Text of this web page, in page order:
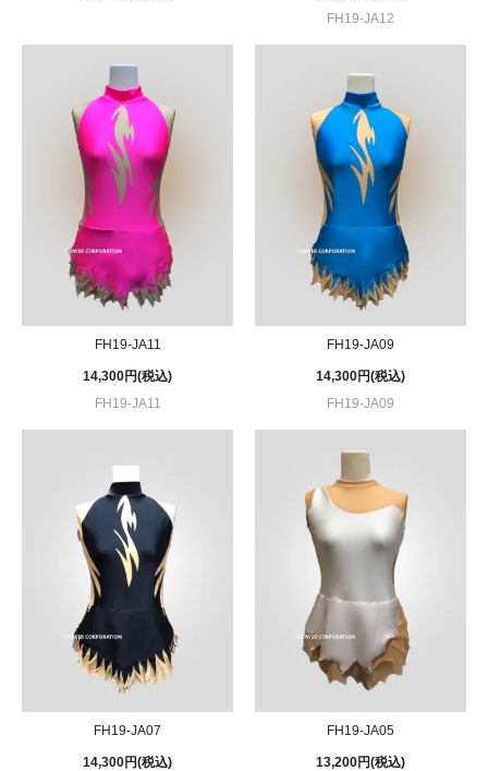
FH19-JA12
FH19-JA11
14,300円(税込)
FH19-JA11
FH19-JA09
14,300円(税込)
FH19-JA09
FH19-JA07
14,300円(税込)
FH19-JA05
13,200円(税込)